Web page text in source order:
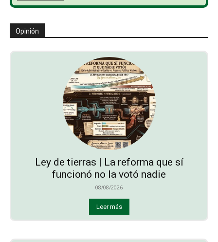
Opinión
Ley de tierras | La reforma que sí
funcionó no la votó nadie
08/08/2026
Leer más